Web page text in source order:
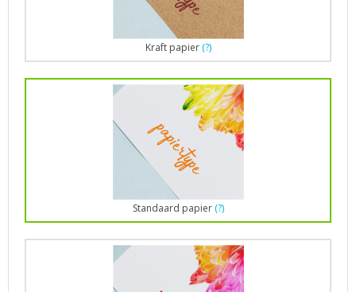
Kraft papier (?)
Standaard papier (?)